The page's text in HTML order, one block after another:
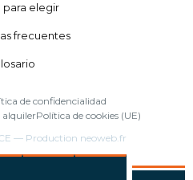
para elegir
frecuentes
de confidencialidad
alquilerPolítica de cookies (UE)
— Production neoweb.fr